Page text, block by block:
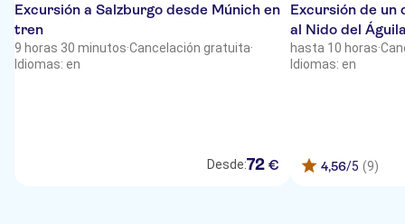
Excursión a Salzburgo desde Múnich en
tren
9 horas 30 minutos·Cancelación gratuita·
Idiomas: en
Desde:72 €
Excursión de un
al Nido del
hasta 10 horas·
Idiomas: en
4,56/5 (9)